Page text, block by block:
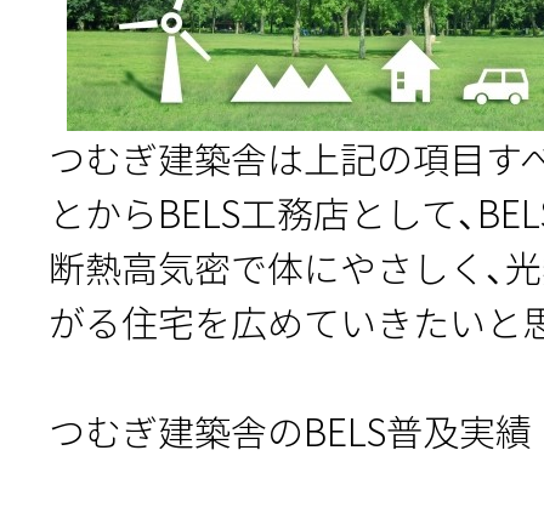
つむぎ建築舎は上記の項目す
とからBELS工務店として、
断熱高気密で体にやさしく、
がる住宅を広めていきたいと
つむぎ建築舎のBELS普及実績